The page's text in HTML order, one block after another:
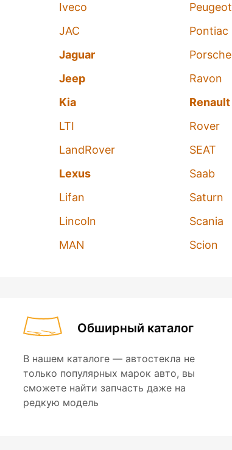
Iveco
JAC
Jaguar
Jeep
Kia
LTI
LandRover
Lexus
Lifan
Lincoln
MAN
Peugeot
Pontiac
Porsche
Ravon
Renault
Rover
SEAT
Saab
Saturn
Scania
Scion
Обширный каталог
В нашем каталоге — автостекла не
только популярных марок авто, вы
сможете найти запчасть даже на
редкую модель